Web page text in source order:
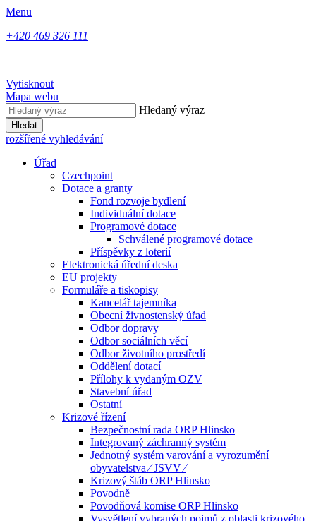
Menu
+420 469 326 111
Vytisknout
Mapa webu
Hledaný výraz
Hledat
rozšířené vyhledávání
Úřad
Czechpoint
Dotace a granty
Fond rozvoje bydlení
Individuální dotace
Programové dotace
Schválené programové dotace
Příspěvky z loterií
Elektronická úřední deska
EU projekty
Formuláře a tiskopisy
Kancelář tajemníka
Obecní živnostenský úřad
Odbor dopravy
Odbor sociálních věcí
Odbor životního prostředí
Oddělení dotací
Přílohy k vydaným OZV
Stavební úřad
Ostatní
Krizové řízení
Bezpečnostní rada ORP Hlinsko
Integrovaný záchranný systém
Jednotný systém varování a vyrozumění
obyvatelstva ⁄ JSVV ⁄
Krizový štáb ORP Hlinsko
Povodně
Povodňová komise ORP Hlinsko
Vysvětlení vybraných pojmů z oblasti krizového